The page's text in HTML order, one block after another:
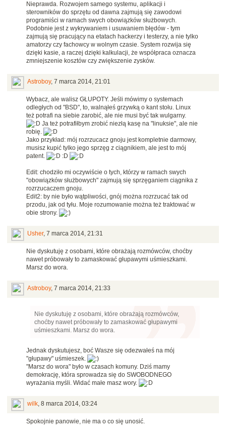
Nieprawda. Rozwojem samego systemu, aplikacji i
sterowników do sprzętu od dawna zajmują się zawodowi
programiści w ramach swych obowiązków służbowych.
Podobnie jest z wykrywaniem i usuwaniem błędów - tym
zajmują się pracujący na etatach hackerzy i testerzy, a nie tylko
amatorzy czy fachowcy w wolnym czasie. System rozwija się
dzięki kasie, a raczej dzięki kalkulacji, że współpraca oznacza
zmniejszenie kosztów czy zwiększenie zysków.
Astroboy, 7 marca 2014, 21:01
Wybacz, ale walisz GŁUPOTY. Jeśli mówimy o systemach
odległych od "BSD", to, walnąłeś grzywką o kant stołu. Linux
też potrafi na siebie zarobić, ale nie musi być tak wulgarny.
Ja też potrafiłbym zrobić niezłą kasę na "linuksie", ale nie
robię.
Jako przykład: mój rozrzucacz gnoju jest kompletnie darmowy,
musisz kupić tylko jego sprzęg z ciągnikiem, ale jest to mój
patent.
:D
Edit: chodziło mi oczywiście o tych, którzy w ramach swych
"obowiązków służbowych" zajmują się sprzęganiem ciągnika z
rozrzucaczem gnoju.
Edit2: by nie było wątpliwości, gnój można rozrzucać tak od
przodu, jak od tyłu. Moje rozumowanie można też traktować w
obie strony.
Usher, 7 marca 2014, 21:31
Nie dyskutuję z osobami, które obrażają rozmówców, choćby
nawet próbowały to zamaskować głupawymi uśmieszkami.
Marsz do wora.
Astroboy, 7 marca 2014, 21:33
Nie dyskutuję z osobami, które obrażają rozmówców,
choćby nawet próbowały to zamaskować głupawymi
uśmieszkami. Marsz do wora.
Jednak dyskutujesz, boć Wasze się odezwałeś na mój
"głupawy" uśmieszek.
"Marsz do wora" było w czasach komuny. Dziś mamy
demokrację, która sprowadza się do SWOBODNEGO
wyrażania myśli. Widać małe masz wory.
wilk, 8 marca 2014, 03:24
Spokojnie panowie, nie ma o co się unosić.